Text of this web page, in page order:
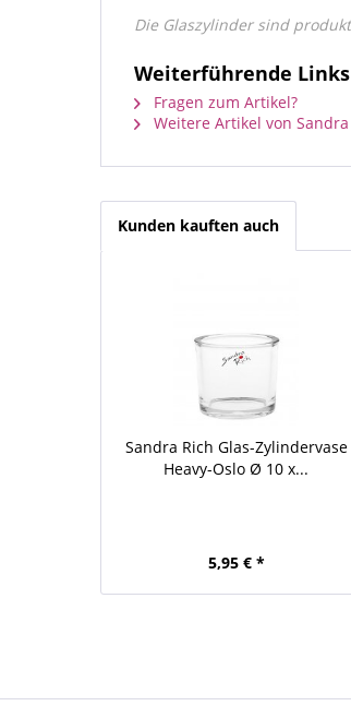
Die Glaszylinder sind
Weiterführende Links
Fragen zum Artikel?
Weitere Artikel von
Kunden kauften auch
Sandra Rich Glas-Zylindervase
Heavy-Oslo Ø 10 x...
5,95 € *